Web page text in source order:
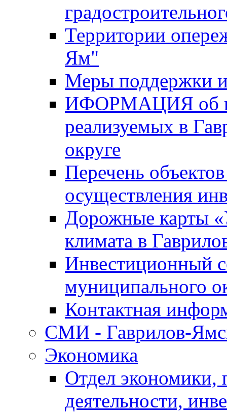
Территории
Ям"
Меры поддержки
ИФОРМАЦИЯ об
реализуемых в
округе
Перечень
осуществления
Дорожные карты
климата в
Инвестиционный
муниципального
Контактная
СМИ - Гаврилов-
Экономика
Отдел экономики,
деятельности,